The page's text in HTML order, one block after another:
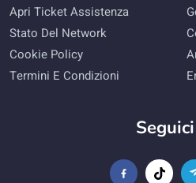
Apri Ticket Assistenza
Stato Del Network
Cookie Policy
Termini E Condizioni